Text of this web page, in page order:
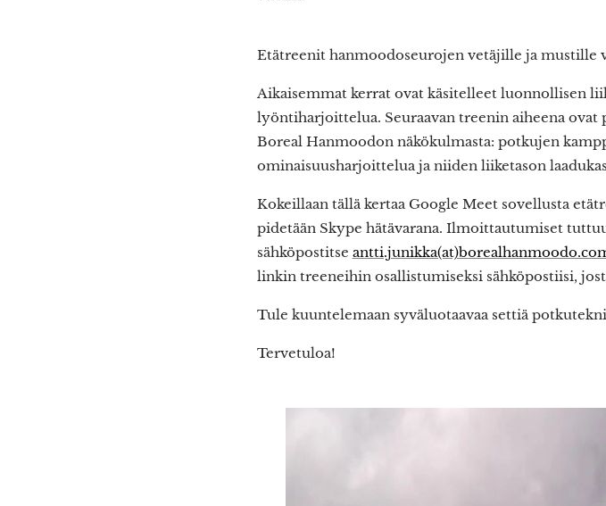
Etätreenit hanmoodoseurojen vetäjille ja mustille
Aikaisemmat kerrat ovat käsitelleet luonnollisen
lyöntiharjoittelua. Seuraavan treenin aiheena
Boreal Hanmoodon näkökulmasta: potkujen
ominaisuusharjoittelua ja niiden liiketason
Kokeillaan tällä kertaa Google Meet sovellusta
pidetään Skype hätävarana. Ilmoittautumiset
sähköpostitse
linkin treeneihin osallistumiseksi sähköpostiisi,
Tule kuuntelemaan syväluotaavaa settiä
Tervetuloa!